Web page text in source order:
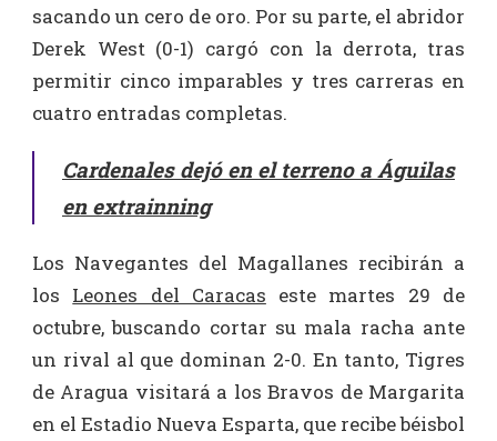
sacando un cero de oro. Por su parte, el abridor
Derek West (0-1) cargó con la derrota, tras
permitir cinco imparables y tres carreras en
cuatro entradas completas.
Cardenales dejó en el terreno a Águilas
en extrainning
Los Navegantes del Magallanes recibirán a
los Leones del Caracas este martes 29 de
octubre, buscando cortar su mala racha ante
un rival al que dominan 2-0. En tanto, Tigres
de Aragua visitará a los Bravos de Margarita
en el Estadio Nueva Esparta, que recibe béisbol